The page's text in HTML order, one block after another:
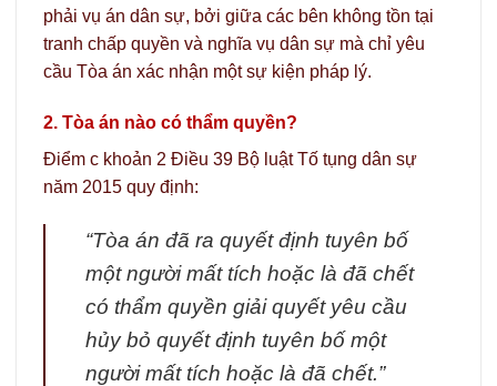
phải vụ án dân sự, bởi giữa các bên không tồn tại
tranh chấp quyền và nghĩa vụ dân sự mà chỉ yêu
cầu Tòa án xác nhận một sự kiện pháp lý.
2. Tòa án nào có thẩm quyền?
Điểm c khoản 2 Điều 39 Bộ luật Tố tụng dân sự
năm 2015 quy định:
“Tòa án đã ra quyết định tuyên bố
một người mất tích hoặc là đã chết
có thẩm quyền giải quyết yêu cầu
hủy bỏ quyết định tuyên bố một
người mất tích hoặc là đã chết.”